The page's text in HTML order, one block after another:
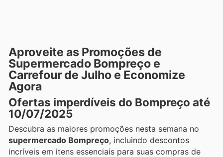
Aproveite as Promoções de
Supermercado Bompreço e
Carrefour de Julho e Economize
Agora
Ofertas imperdíveis do Bompreço até
10/07/2025
Descubra as maiores promoções nesta semana no
supermercado Bompreço, incluindo descontos
incríveis em itens essenciais para suas compras de